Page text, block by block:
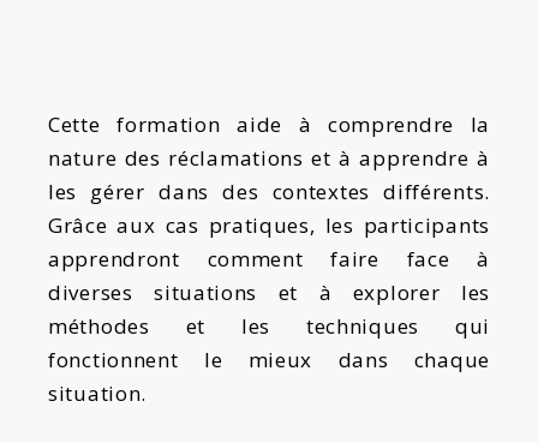
Cette formation aide à comprendre la
nature des réclamations et à apprendre à
les gérer dans des contextes différents.
Grâce aux cas pratiques, les participants
apprendront comment faire face à
diverses situations et à explorer les
méthodes et les techniques qui
fonctionnent le mieux dans chaque
situation.